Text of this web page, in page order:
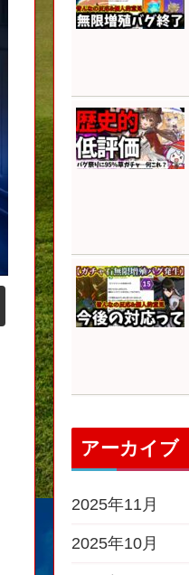
アーカイブ
2025年11月
2025年10月